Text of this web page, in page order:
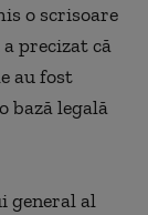
o scrisoare
precizat că
au fost
bază legală
general al